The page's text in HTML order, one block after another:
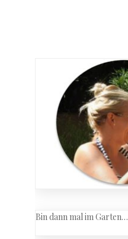
Bin dann mal im Garten…